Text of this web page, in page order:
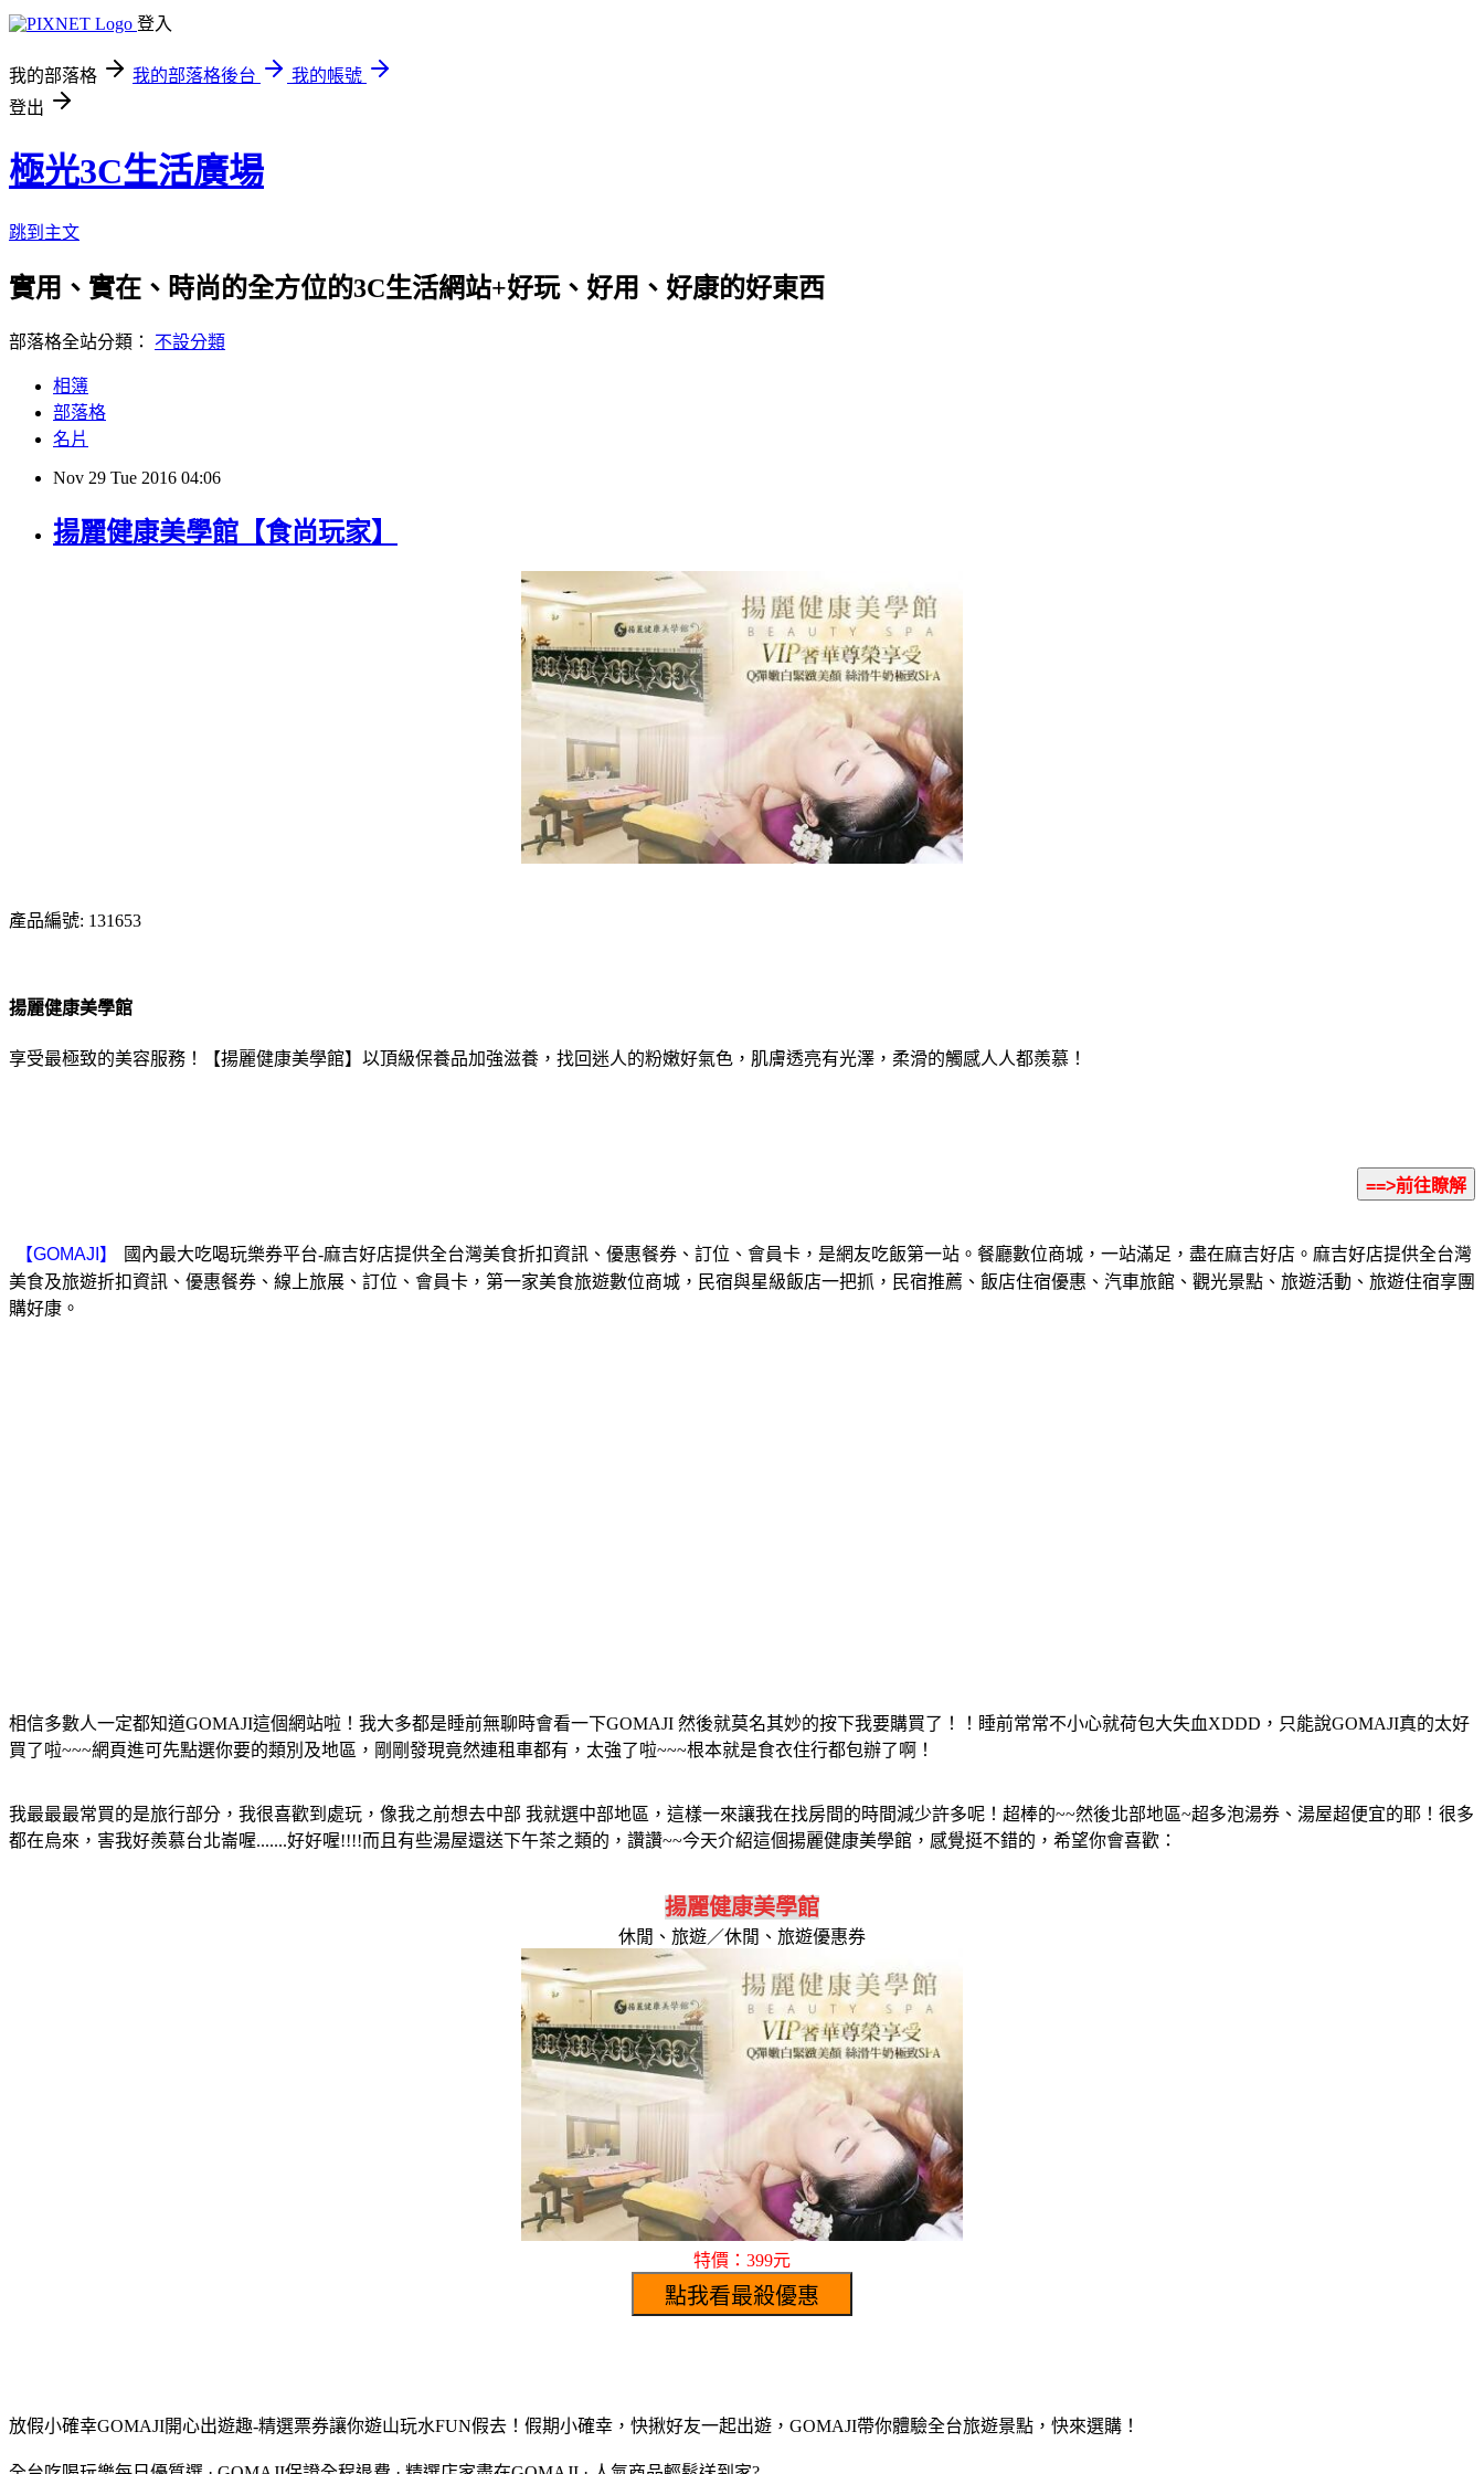
登入
我的部落格 我的部落格後台
我的帳號
登出
極光3C生活廣場
跳到主文
實用、實在、時尚的全方位的3C生活網站+好玩、好用、好康的好東西
部落格全站分類： 不設分類
相簿
部落格
名片
Nov 29 Tue 2016 04:06
揚麗健康美學館【食尚玩家】
產品編號: 131653
揚麗健康美學館
享受最極致的美容服務！【揚麗健康美學館】以頂級保養品加強滋養，找回迷人的粉嫩好氣色，肌膚透亮有光澤，柔滑的觸感人人都羨慕！
國內最大吃喝玩樂券平台-麻吉好店提供全台灣美食折扣資訊、優惠餐券、訂位、會員卡，是網友吃飯第一站。餐廳數位商城，一站滿足，盡在麻吉好店。麻吉好店提供全台灣
美食及旅遊折扣資訊、優惠餐券、線上旅展、訂位、會員卡，第一家美食旅遊數位商城，民宿與星級飯店一把抓，民宿推薦、飯店住宿優惠、汽車旅館、觀光景點、旅遊活動、旅遊住宿享團
購好康。
相信多數人一定都知道GOMAJI這個網站啦！我大多都是睡前無聊時會看一下GOMAJI 然後就莫名其妙的按下我要購買了！！睡前常常不小心就荷包大失血XDDD，只能說GOMAJI真的太好
買了啦~~~網頁進可先點選你要的類別及地區，剛剛發現竟然連租車都有，太強了啦~~~根本就是食衣住行都包辦了啊！
我最最最常買的是旅行部分，我很喜歡到處玩，像我之前想去中部 我就選中部地區，這樣一來讓我在找房間的時間減少許多呢！超棒的~~然後北部地區~超多泡湯券、湯屋超便宜的耶！很多
都在烏來，害我好羨慕台北崙喔.......好好喔!!!!而且有些湯屋還送下午茶之類的，讚讚~~今天介紹這個揚麗健康美學館，感覺挺不錯的，希望你會喜歡：
揚麗健康美學館
休閒、旅遊／休閒、旅遊優惠券
特價：399元
放假小確幸GOMAJI開心出遊趣-精選票券讓你遊山玩水FUN假去！假期小確幸，快揪好友一起出遊，GOMAJI帶你體驗全台旅遊景點，快來選購！